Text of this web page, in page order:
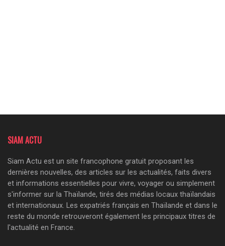
SIAM ACTU
Siam Actu est un site francophone gratuit proposant les
dernières nouvelles, des articles sur les actualités, faits divers
et informations essentielles pour vivre, voyager ou simplement
s'informer sur la Thaïlande, tirés des médias locaux thaïlandais
et internationaux. Les expatriés français en Thaïlande et dans le
reste du monde retrouveront également les principaux titres de
l'actualité en France.